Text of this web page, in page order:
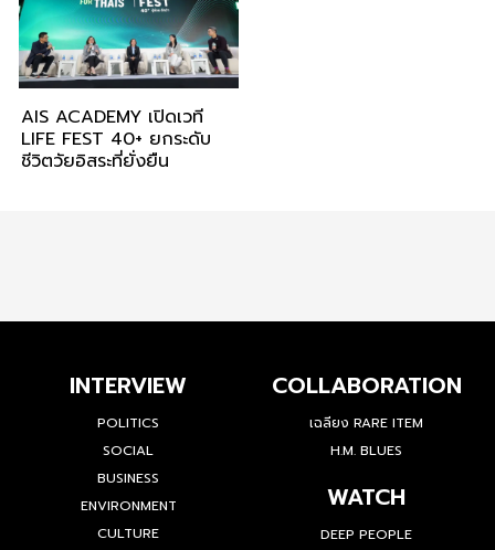
AIS ACADEMY เปิดเวที
LIFE FEST 40+ ยกระดับ
ชีวิตวัยอิสระที่ยั่งยืน
INTERVIEW
POLITICS
SOCIAL
BUSINESS
ENVIRONMENT
CULTURE
COLLABORATION
เฉลียง RARE ITEM
H.M. BLUES
WATCH
DEEP PEOPLE